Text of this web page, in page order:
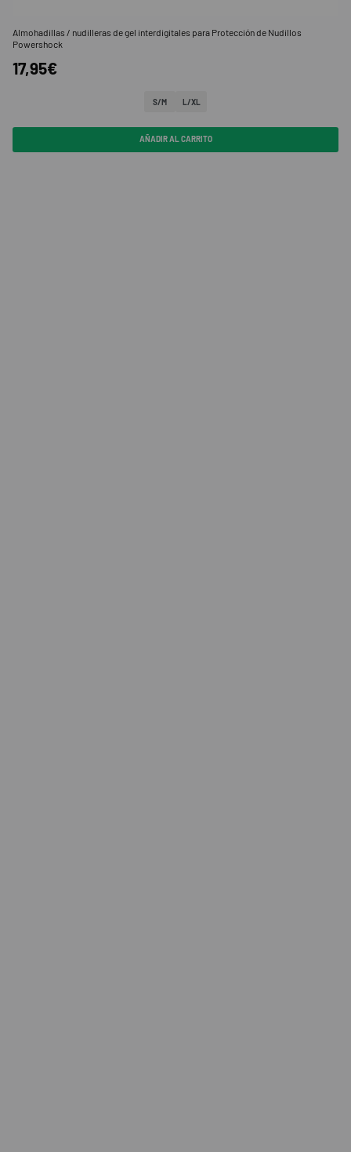
Almohadillas / nudilleras de gel interdigitales para Protección de Nudillos
Powershock
17,95€
S/M L/XL
AÑADIR AL CARRITO